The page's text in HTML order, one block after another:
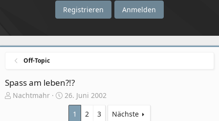
Registrieren Anmelden
Off-Topic
Spass am leben?!?
E
Nachtmahr
E
26. Juni 2002
1
2 3 Nächste